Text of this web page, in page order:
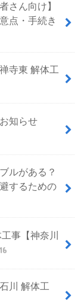
さん向け】
点・手続き
寺東 解体工
知らせ
ルがある？
するための
事【神奈川
川 解体工